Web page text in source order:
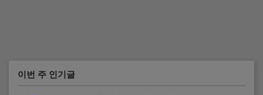
이번 주 인기글